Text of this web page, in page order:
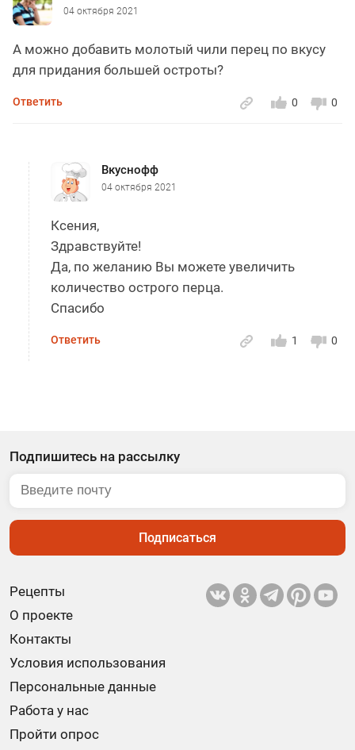
04 октября 2021
А можно добавить молотый чили перец по вкусу
для придания большей остроты?
0
0
Ответить
Вкуснофф
04 октября 2021
Ксения,
Здравствуйте!
Да, по желанию Вы можете увеличить
количество острого перца.
Спасибо
0
1
Ответить
Рецепты
О проекте
Контакты
Условия использования
Персональные данные
Работа у нас
Пройти опрос
Подпишитесь на рассылку
Подписаться